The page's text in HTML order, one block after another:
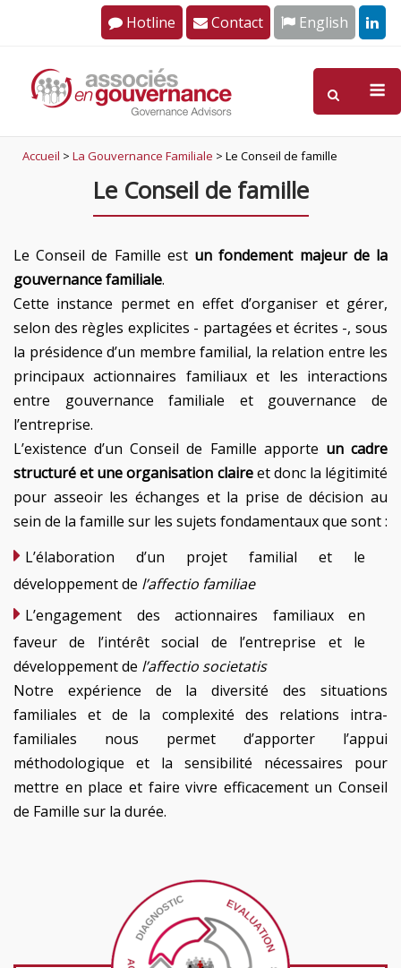
Hotline Contact English
Accueil > La Gouvernance Familiale > Le Conseil de famille
Le Conseil de famille
Le Conseil de Famille est un fondement majeur de la
gouvernance familiale.
Cette instance permet en effet d’organiser et gérer,
selon des règles explicites - partagées et écrites -, sous
la présidence d’un membre familial, la relation entre les
principaux actionnaires familiaux et les interactions
entre gouvernance familiale et gouvernance de
l’entreprise.
L’existence d’un Conseil de Famille apporte un cadre
structuré et une organisation claireet donc la légitimité
pour asseoir les échanges et la prise de décision au
sein de la famille sur les sujets fondamentaux que sont :
L’élaboration d’un projet familial et le
développement de l’affectio familiae
L’engagement des actionnaires familiaux en
faveur de l’intérêt social de l’entreprise et le
développement de l’affectio societatis
Notre expérience de la diversité des situations
familiales et de la complexité des relations intra-
familiales nous permet d’apporter l’appui
méthodologique et la sensibilité nécessaires pour
mettre en place et faire vivre efficacement un Conseil
de Famille sur la durée.